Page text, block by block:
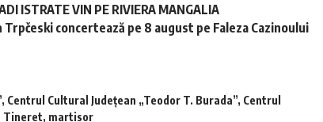
ISTRATE VIN PE RIVIERA MANGALIA
concertează pe 8 august pe Faleza Cazinoului
, Centrul Cultural Județean „Teodor T. Burada”, Centrul
Tineret, martisor